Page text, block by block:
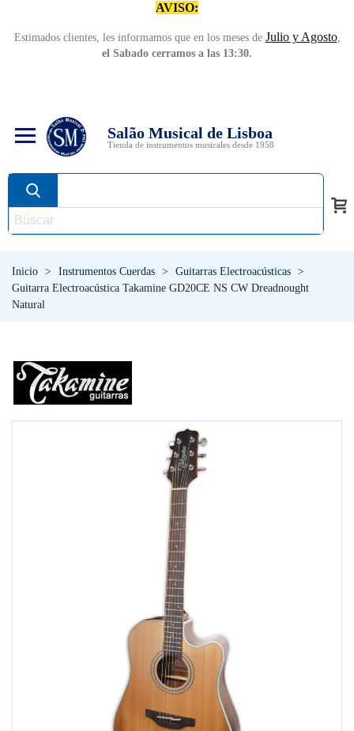
AVISO:
Estimados clientes, les informamos que en los meses de Julio y Agosto,
el Sabado cerramos a las 13:30.
Salão Musical de Lisboa
Tienda de instrumentos musicales desde 1958
Inicio > Instrumentos Cuerdas > Guitarras Electroacústicas >
Guitarra Electroacústica Takamine GD20CE NS CW Dreadnought
Natural